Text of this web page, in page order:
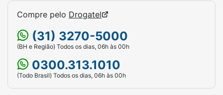
Compre pelo Drogatel
(31) 3270-5000
(BH e Região) Todos os dias, 06h às 00h
0300.313.1010
(Todo Brasil) Todos os dias, 06h às 00h